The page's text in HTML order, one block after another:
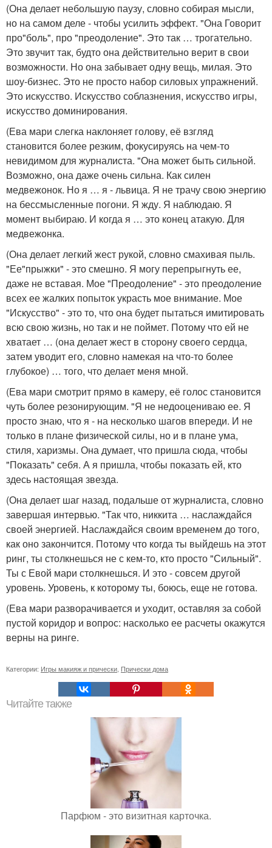
(Она делает небольшую паузу, словно собирая мысли,
но на самом деле - чтобы усилить эффект. "Она Говорит
про"боль", про "преодоление". Это так … трогательно.
Это звучит так, будто она действительно верит в свои
возможности. Но она забывает одну вещь, милая. Это
шоу-бизнес. Это не просто набор силовых упражнений.
Это искусство. Искусство соблазнения, искусство игры,
искусство доминирования.
(Ева мари слегка наклоняет голову, её взгляд
становится более резким, фокусируясь на чем-то
невидимом для журналиста. "Она может быть сильной.
Возможно, она даже очень сильна. Как силен
медвежонок. Но я … я - львица. Я не трачу свою энергию
на бессмысленные погони. Я жду. Я наблюдаю. Я
момент выбираю. И когда я … это конец атакую. Для
медвежонка.
(Она делает легкий жест рукой, словно смахивая пыль.
"Ее"прыжки" - это смешно. Я могу перепрыгнуть ее,
даже не вставая. Мое "Преодоление" - это преодоление
всех ее жалких попыток украсть мое внимание. Мое
"Искусство" - это то, что она будет пытаться имитировать
всю свою жизнь, но так и не поймет. Потому что ей не
хватает … (она делает жест в сторону своего сердца,
затем уводит его, словно намекая на что-то более
глубокое) … того, что делает меня мной.
(Ева мари смотрит прямо в камеру, её голос становится
чуть более резонирующим. "Я не недооцениваю ее. Я
просто знаю, что я - на несколько шагов впереди. И не
только в плане физической силы, но и в плане ума,
стиля, харизмы. Она думает, что пришла сюда, чтобы
"Показать" себя. А я пришла, чтобы показать ей, кто
здесь настоящая звезда.
(Она делает шаг назад, подальше от журналиста, словно
завершая интервью. "Так что, никкита … наслаждайся
своей энергией. Наслаждайся своим временем до того,
как оно закончится. Потому что когда ты выйдешь на этот
ринг, ты столкнешься не с кем-то, кто просто "Сильный".
Ты с Евой мари столкнешься. И это - совсем другой
уровень. Уровень, к которому ты, боюсь, еще не готова.
(Ева мари разворачивается и уходит, оставляя за собой
пустой коридор и вопрос: насколько ее расчеты окажутся
верны на ринге.
Категории: Игры макияж и прически Прически дома
Читайте также
Парфюм - это визитная карточка.